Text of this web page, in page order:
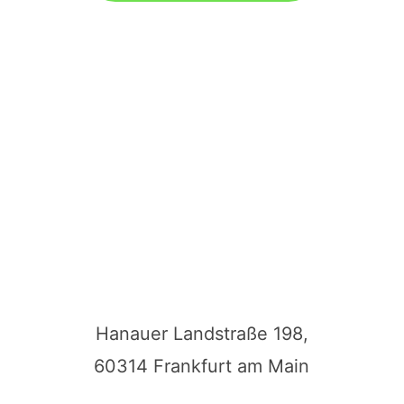
Hanauer Landstraße 198,
60314 Frankfurt am Main